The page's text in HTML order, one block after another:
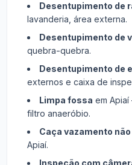
Desentupimento de
lavanderia, área externa.
Desentupimento de
quebra-quebra.
Desentupimento de
externos e caixa de
Limpa fossa em
filtro anaeróbio.
Caça vazamento
Apiaí.
Inspeção com